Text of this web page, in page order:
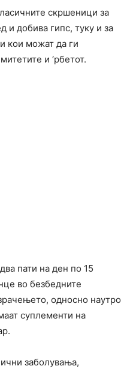
скршеници за
и добива гипс, туку и за
кои можат да ги
и ‘рбетот.
пати на ден по 15
во безбедните
односно наутро
суплементи на
заболувања,